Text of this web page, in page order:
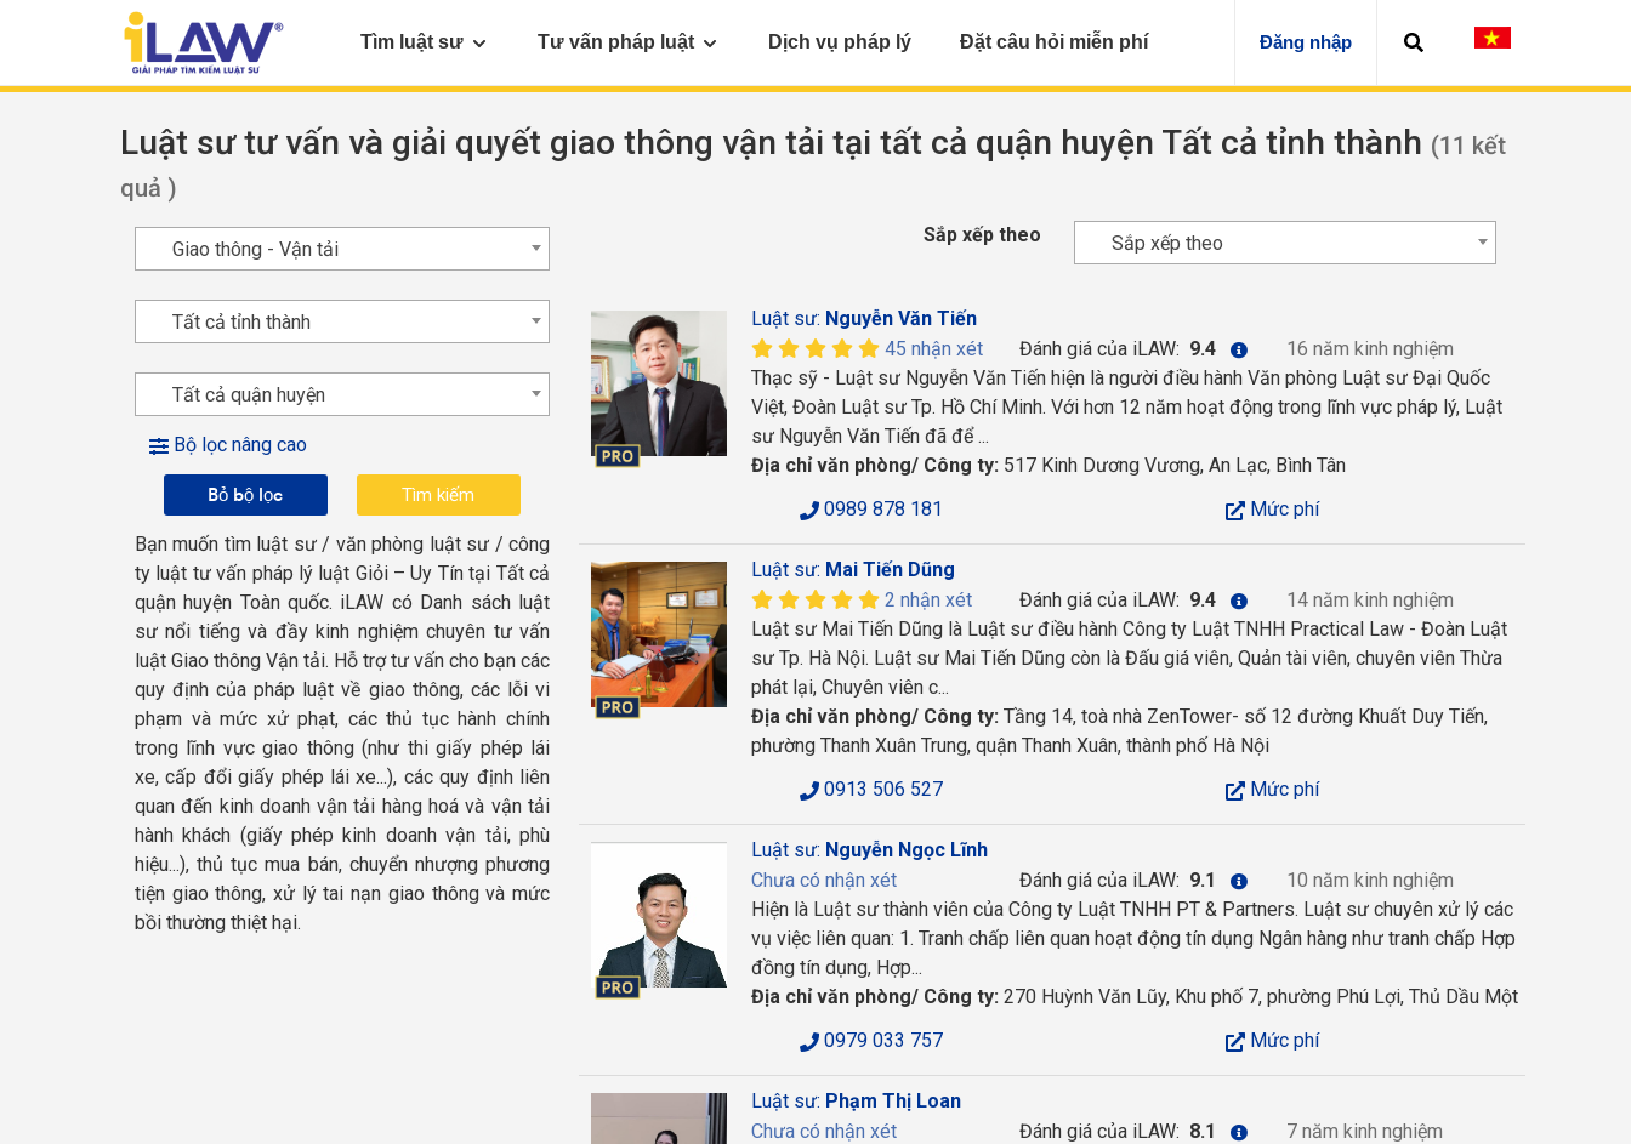
Tìm luật sư Tư vấn pháp luật Dịch vụ pháp lý Đặt câu hỏi miễn phí Đăng nhập
Luật sư tư vấn và giải quyết giao thông vận tải tại tất cả quận huyện Tất cả tỉnh thành (11 kết
quả )
Sắp xếp theo Sắp xếp theo
Giao thông - Vận tải
Tất cả tỉnh thành
Tất cả quận huyện
Bộ lọc nâng cao
Bỏ bộ lọc
Bạn muốn tìm luật sư / văn phòng luật sư / công
ty luật tư vấn pháp lý luật Giỏi – Uy Tín tại Tất cả
quận huyện Toàn quốc. iLAW có Danh sách luật
sư nổi tiếng và đầy kinh nghiệm chuyên tư vấn
luật Giao thông Vận tải. Hỗ trợ tư vấn cho bạn các
quy định của pháp luật về giao thông, các lỗi vi
phạm và mức xử phạt, các thủ tục hành chính
trong lĩnh vực giao thông (như thi giấy phép lái
xe, cấp đổi giấy phép lái xe...), các quy định liên
quan đến kinh doanh vận tải hàng hoá và vận tải
hành khách (giấy phép kinh doanh vận tải, phù
hiệu...), thủ tục mua bán, chuyển nhượng phương
tiện giao thông, xử lý tai nạn giao thông và mức
bồi thường thiệt hại.
Luật sư: Nguyễn Văn Tiến
45 nhận xét
Đánh giá của iLAW: 9.4
16 năm kinh nghiệm
Thạc sỹ - Luật sư Nguyễn Văn Tiến hiện là người điều hành Văn phòng Luật sư Đại Quốc
Việt, Đoàn Luật sư Tp. Hồ Chí Minh. Với hơn 12 năm hoạt động trong lĩnh vực pháp lý, Luật
sư Nguyễn Văn Tiến đã để ...
Địa chỉ văn phòng/ Công ty: 517 Kinh Dương Vương, An Lạc, Bình Tân
0989 878 181
Mức phí
Luật sư: Mai Tiến Dũng
2 nhận xét
Đánh giá của iLAW: 9.4
14 năm kinh nghiệm
Luật sư Mai Tiến Dũng là Luật sư điều hành Công ty Luật TNHH Practical Law - Đoàn Luật
sư Tp. Hà Nội. Luật sư Mai Tiến Dũng còn là Đấu giá viên, Quản tài viên, chuyên viên Thừa
phát lại, Chuyên viên c...
Địa chỉ văn phòng/ Công ty: Tầng 14, toà nhà ZenTower- số 12 đường Khuất Duy Tiến,
phường Thanh Xuân Trung, quận Thanh Xuân, thành phố Hà Nội
0913 506 527
Mức phí
Luật sư: Nguyễn Ngọc Lĩnh
Chưa có nhận xét
Đánh giá của iLAW: 9.1
10 năm kinh nghiệm
Hiện là Luật sư thành viên của Công ty Luật TNHH PT & Partners. Luật sư chuyên xử lý các
vụ việc liên quan: 1. Tranh chấp liên quan hoạt động tín dụng Ngân hàng như tranh chấp Hợp
đồng tín dụng, Hợp...
Địa chỉ văn phòng/ Công ty: 270 Huỳnh Văn Lũy, Khu phố 7, phường Phú Lợi, Thủ Dầu Một
0979 033 757
Mức phí
Luật sư: Phạm Thị Loan
Chưa có nhận xét
Đánh giá của iLAW: 8.1
7 năm kinh nghiệm